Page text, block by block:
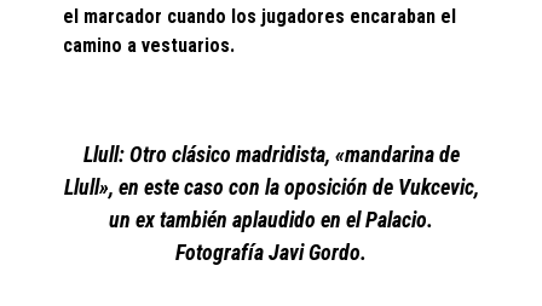
el marcador cuando los jugadores encaraban el
camino a vestuarios.
Llull: Otro clásico madridista, «mandarina de
Llull», en este caso con la oposición de Vukcevic,
un ex también aplaudido en el Palacio.
Fotografía Javi Gordo.